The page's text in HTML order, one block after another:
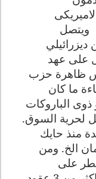
ويتصل
ديزرائيلي
على عهد
ظاهرة حزب
قلب عباءة ما كان
ذوى الباروكات
لحرية السوق.
منذ حايك
الخ. ومن
على